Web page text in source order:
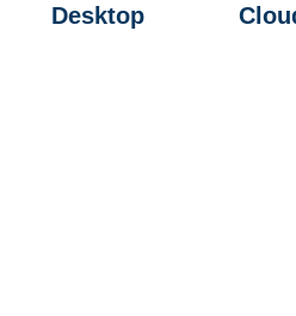
Desktop